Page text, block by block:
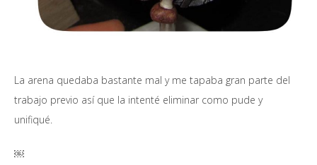
La arena quedaba bastante mal y me tapaba gran parte del
trabajo previo así que la intenté eliminar como pude y
unifiqué.
￼